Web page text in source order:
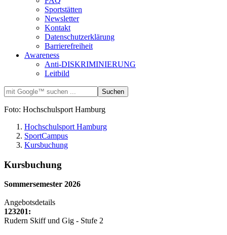
Sportstätten
Newsletter
Kontakt
Datenschutzerklärung
Barrierefreiheit
Awareness
Anti-DISKRIMINIERUNG
Leitbild
Foto: Hochschulsport Hamburg
Hochschulsport Hamburg
SportCampus
Kursbuchung
Kursbuchung
Sommersemester 2026
Angebotsdetails
123201:
Rudern Skiff und Gig - Stufe 2